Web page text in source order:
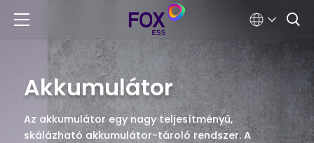
Akkumulátor
Az akkumulátor egy nagy teljesítményű,
skálázható akkumulátor-tároló rendszer. A